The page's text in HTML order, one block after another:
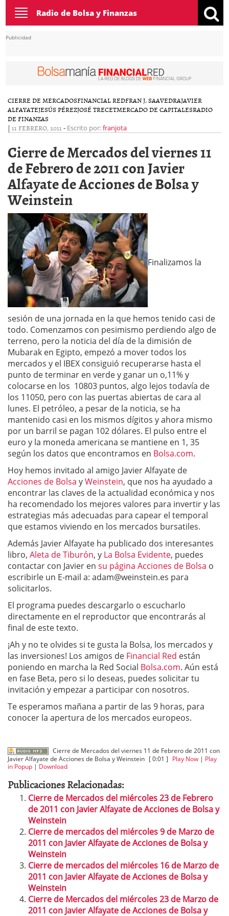
Toggle
navigation
Radio de Bolsa y Finanzas
Publicidad
CIERRE DE MERCADOSFINANCIAL REDFRAN J. SAAVEDRAJAVIER
ALFAYATEJESÚS PÉREZJOSÉ TRECETMERCADO DE CAPITALESRADIO
DE FINANZAS
| 11 FEBRERO, 2011 - Escrito por:franjota
Cierre de Mercados del viernes 11
de Febrero de 2011 con Javier
Alfayate de Acciones de Bolsa y
Weinstein
Finalizamos la
sesión de una jornada en la que hemos tenido casi de
todo. Comenzamos con pesimismo perdiendo algo de
terreno, pero la noticia del día de la dimisión de
Mubarak en Egipto, empezó a mover todos los
mercados y el IBEX consiguió recuperarse hasta el
punto de terminar en verde y ganar un o,11% y
colocarse en los 10803 puntos, algo lejos todavía de
los 11050, pero con las puertas abiertas de cara al
lunes. El petróleo, a pesar de la noticia, se ha
mantenido casi en los mismos dígitos y ahora mismo
por un barril se pagan 102 dólares. El pulso entre el
euro y la moneda americana se mantiene en 1, 35
según los datos que encontramos en Bolsa.com.
Hoy hemos invitado al amigo Javier Alfayate de
Acciones de Bolsa yWeinstein, que nos ha ayudado a
encontrar las claves de la actualidad económica y nos
ha recomendado los mejores valores para invertir y las
estrategias más adecuadas para capear el temporal
que estamos viviendo en los mercados bursatiles.
Además Javier Alfayate ha publicado dos interesantes
libro, Aleta de Tiburón, y La Bolsa Evidente, puedes
contactar con Javier en su página Acciones de Bolsa o
escribirle un E-mail a: adam@weinstein.es para
solicitarlos.
El programa puedes descargarlo o escucharlo
directamente en el reproductor que encontrarás al
final de este texto.
¡Ah y no te olvides si te gusta la Bolsa, los mercados y
las inversiones! Los amigos de Financial Red están
poniendo en marcha la Red Social Bolsa.com. Aún está
en fase Beta, pero si lo deseas, puedes solicitar tu
invitación y empezar a participar con nosotros.
Te esperamos mañana a partir de las 9 horas, para
conocer la apertura de los mercados europeos.
Cierre de Mercados del viernes 11 de Febrero de 2011 con
Javier Alfayate de Acciones de Bolsa y Weinstein [ 0:01 ] Play Now| Play
in Popup | Download
Publicaciones Relacionadas:
Cierre de Mercados del miércoles 23 de Febrero
de 2011 con Javier Alfayate de Acciones de Bolsa y
Weinstein
Cierre de mercados del miércoles 9 de Marzo de
2011 con Javier Alfayate de Acciones de Bolsa y
Weinstein
Cierre de mercados del miércoles 16 de Marzo de
2011 con Javier Alfayate de Acciones de Bolsa y
Weinstein
Cierre de Mercados del miércoles 23 de Marzo de
2011 con Javier Alfayate de Acciones de Bolsa y